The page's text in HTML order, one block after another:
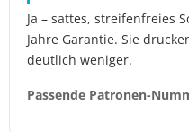
Ja – sattes, streifenfreies
Jahre Garantie. Sie
deutlich weniger.
Passende Patronen-